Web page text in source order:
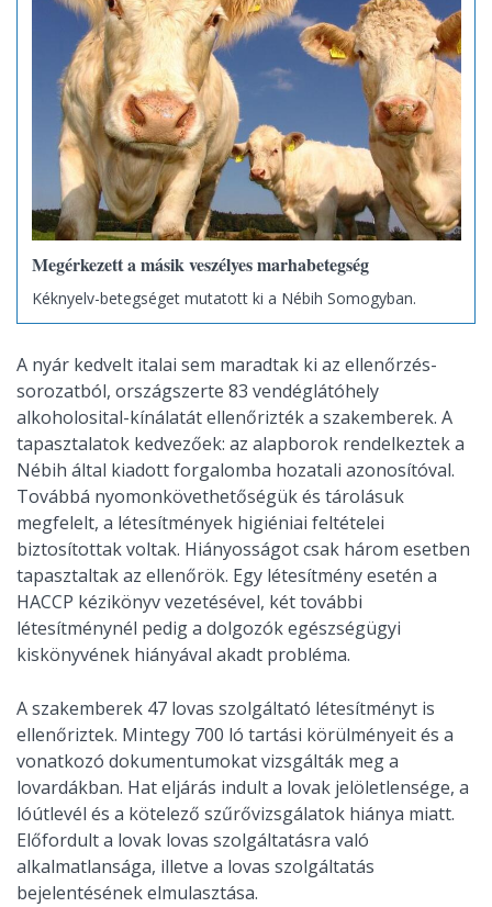
Megérkezett a másik veszélyes marhabetegség
Kéknyelv-betegséget mutatott ki a Nébih Somogyban.
A nyár kedvelt italai sem maradtak ki az ellenőrzés-
sorozatból, országszerte 83 vendéglátóhely
alkoholosital-kínálatát ellenőrizték a szakemberek. A
tapasztalatok kedvezőek: az alapborok rendelkeztek a
Nébih által kiadott forgalomba hozatali azonosítóval.
Továbbá nyomonkövethetőségük és tárolásuk
megfelelt, a létesítmények higiéniai feltételei
biztosítottak voltak. Hiányosságot csak három esetben
tapasztaltak az ellenőrök. Egy létesítmény esetén a
HACCP kézikönyv vezetésével, két további
létesítménynél pedig a dolgozók egészségügyi
kiskönyvének hiányával akadt probléma.
A szakemberek 47 lovas szolgáltató létesítményt is
ellenőriztek. Mintegy 700 ló tartási körülményeit és a
vonatkozó dokumentumokat vizsgálták meg a
lovardákban. Hat eljárás indult a lovak jelöletlensége, a
lóútlevél és a kötelező szűrővizsgálatok hiánya miatt.
Előfordult a lovak lovas szolgáltatásra való
alkalmatlansága, illetve a lovas szolgáltatás
bejelentésének elmulasztása.